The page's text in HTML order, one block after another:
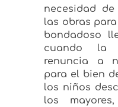
necesidad
las obras
bondadoso
cuando la
renuncia a
para el bien
los niños
los